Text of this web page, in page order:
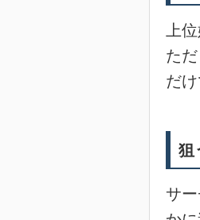
上
た
だ
狙
サ